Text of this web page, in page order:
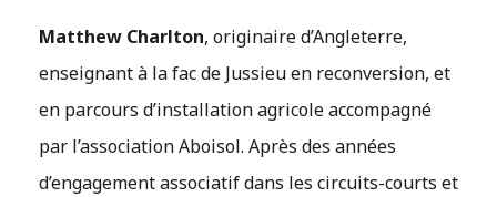
Matthew Charlton, originaire d’Angleterre,
enseignant à la fac de Jussieu en reconversion, et
en parcours d’installation agricole accompagné
par l’association Aboisol. Après des années
d’engagement associatif dans les circuits-courts et